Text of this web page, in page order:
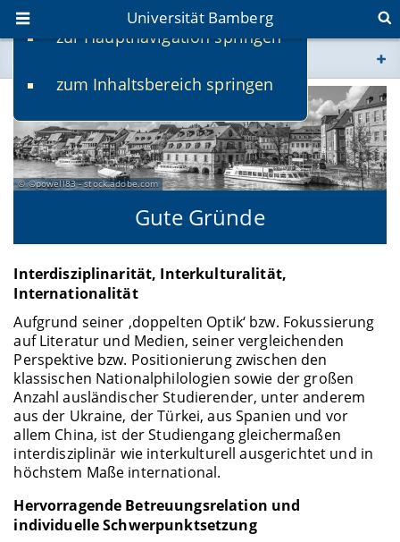
zur Hauptnavigation springen
zum Inhaltsbereich springen
Universität Bamberg
www.uni-bamberg.de
univis.uni-bamberg.de
fis.uni-bamberg.de
©powell83 - stock.adobe.com
Gute Gründe
Interdisziplinarität, Interkulturalität,
Internationalität
Aufgrund seiner ‚doppelten Optik‘ bzw. Fokussierung
auf Literatur und Medien, seiner vergleichenden
Perspektive bzw. Positionierung zwischen den
klassischen Nationalphilologien sowie der großen
Anzahl ausländischer Studierender, unter anderem
aus der Ukraine, der Türkei, aus Spanien und vor
allem China, ist der Studiengang gleichermaßen
interdisziplinär wie interkulturell ausgerichtet und in
höchstem Maße international.
Hervorragende Betreuungsrelation und
individuelle Schwerpunktsetzung